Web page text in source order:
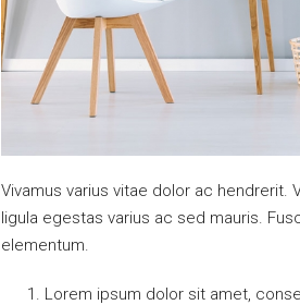
Vivamus varius vitae dolor ac hendrerit.
ligula egestas varius ac sed mauris.
elementum.
Lorem ipsum dolor sit amet,